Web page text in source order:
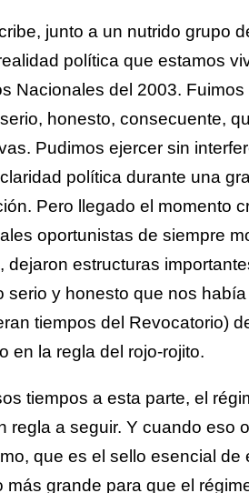
junto a un nutrido grupo
política que estamos
Nacionales del 2003.
honesto, consecuente,
Pudimos ejercer sin
política durante una
Pero llegado el momento
oportunistas de siempre
dejaron estructuras
serio y honesto que nos
tiempos del Revocatorio)
en la regla del rojo-rojito.
tiempos a esta parte, el
regla a seguir. Y cuando eso
que es el sello esencial de
más grande para que el